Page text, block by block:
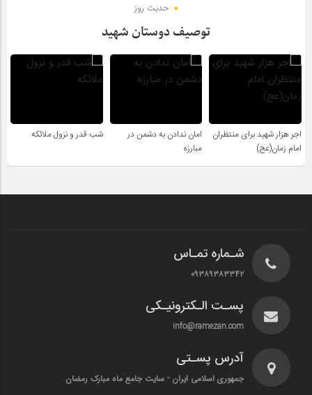
حدیث روز
توصیف دوستان شهید
اجر هزار شهید برای منتظران
امام زمان(عج)
امان ندادن به دشمن در
مبارزه
شب قدر و نزول ملائکه
شـماره تمـاس
۰۹۳۸۹۳۸۳۳۴۲
پسـت الـکترونیـکی
info@ramezan.com
آدرس پسـتی
جمهوری اسلامی ایران - سایت جامع ماه مبارک رمضان